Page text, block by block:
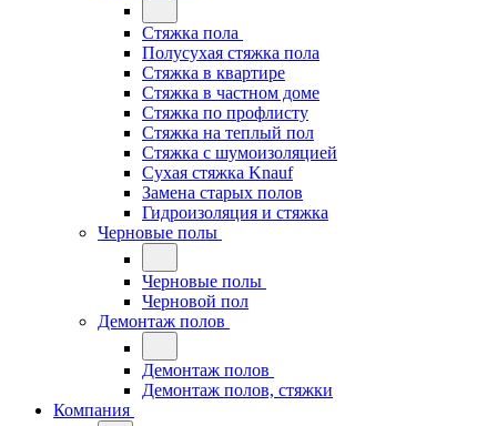
Стяжка пола
Полусухая стяжка пола
Стяжка в квартире
Стяжка в частном доме
Стяжка по профлисту
Стяжка на теплый пол
Стяжка с шумоизоляцией
Сухая стяжка Knauf
Замена старых полов
Гидроизоляция и стяжка
Черновые полы
Черновые полы
Черновой пол
Демонтаж полов
Демонтаж полов
Демонтаж полов, стяжки
Компания